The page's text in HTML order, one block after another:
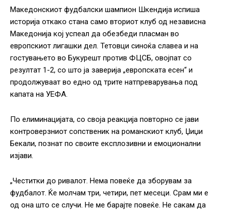
Македонскиот фудбалски шампион Шкендија испиша
историја откако стана само вториот клуб од независна
Македонија кој успеал да обезбеди пласман во
европскиот лигашки дел. Тетовци синоќа славеа и на
гостувањето во Букурешт против ФЦСБ, овојпат со
резултат 1-2, со што ја заверија „европската есен“ и
продолжуваат во едно од трите натпреварувања под
капата на УЕФА.
По елиминацијата, со своја реакција повторно се јави
контроверзниот сопственик на романскиот клуб, Џиџи
Бекали, познат по своите експлозивни и емоционални
изјави.
„Честитки до ривалот. Нема повеќе да зборувам за
фудбалот. Ќе молчам три, четири, пет месеци. Срам ми е
од она што се случи. Не ме барајте повеќе. Не сакам да